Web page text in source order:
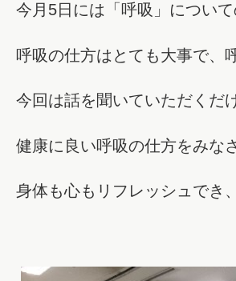
今月5日には「呼吸」について
呼吸の仕方はとても大事で、
今回は話を聞いていただくだ
健康に良い呼吸の仕方をみな
身体も心もリフレッシュでき